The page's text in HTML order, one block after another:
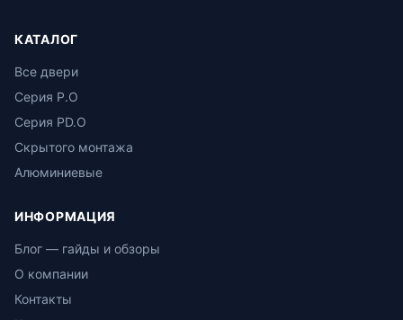
КАТАЛОГ
Все двери
Серия P.O
Серия PD.O
Скрытого монтажа
Алюминиевые
ИНФОРМАЦИЯ
Блог — гайды и обзоры
О компании
Контакты